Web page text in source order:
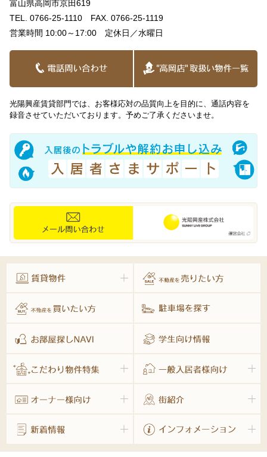
2026.01.18
2026年1月19日（月）営業時間短縮のご案内
富山県高岡市京田619
TEL. 0766-25-1110 FAX. 0766-25-1119
営業時間 10:00～17:00 定休日／水曜日
光陽興産賃貸部門では、お客様応対の品質向上を目的に、通話内容を
録音させていただいております。予めご了承くださいませ。